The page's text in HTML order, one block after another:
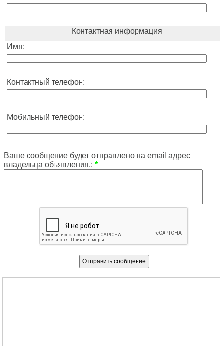
Контактная информация
Имя:
Контактный телефон:
Мобильный телефон:
Ваше сообщение будет отправлено на email адрес
владельца объявления.: *